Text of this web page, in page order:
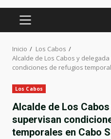
MENÚ
PRINCIPAL
Inicio
Los Cabos
Alcalde de Los Cabos y
condiciones de refugios
Los Cabos
Alcalde de Los
supervisan
temporales en Cabo